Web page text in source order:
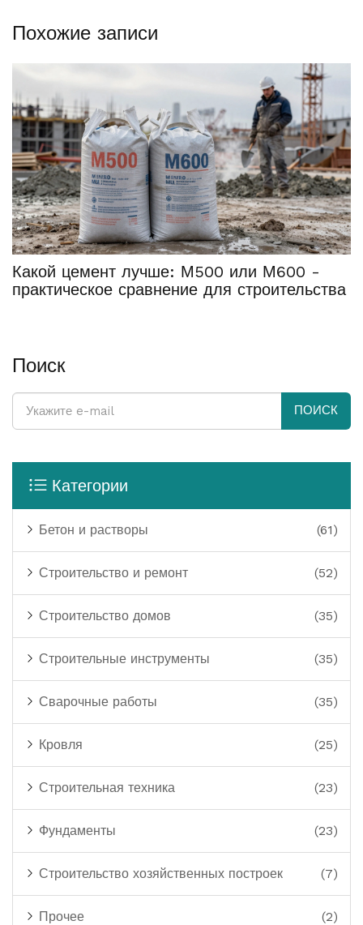
Похожие записи
Какой цемент лучше: М500 или М600 -
практическое сравнение для строительства
Поиск
ПОИСК
Категории
Бетон и растворы (61)
Строительство и ремонт (52)
Строительство домов (35)
Строительные инструменты (35)
Сварочные работы (35)
Кровля (25)
Строительная техника (23)
Фундаменты (23)
Строительство хозяйственных построек (7)
Прочее (2)